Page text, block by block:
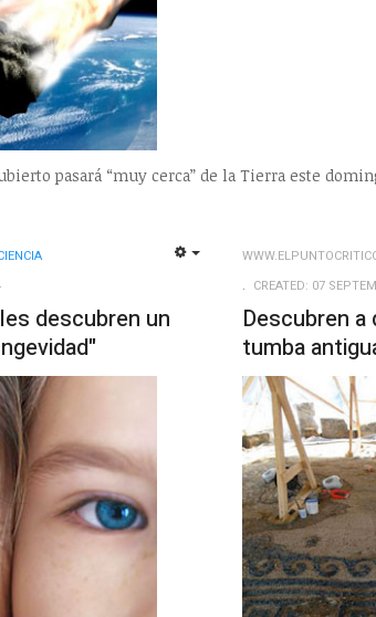
pasará “muy cerca” de la Tierra este
descubren un
CREATED: 07
Descubren
tumba